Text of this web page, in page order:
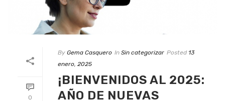
0
By Gema Casquero In Sin categorizar Posted 13
enero, 2025
¡BIENVENIDOS AL 2025:
AÑO DE NUEVAS